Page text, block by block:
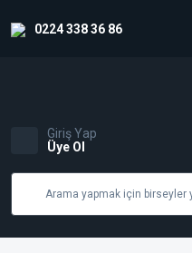
0224 338 36 86
Giriş Yap
Üye Ol